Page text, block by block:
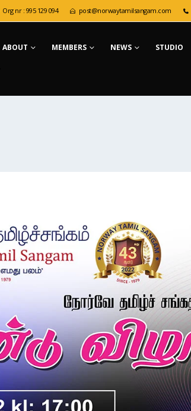
Org nr : 995 129 094 post@norwaytamilsangam.com
ABOUT MEMBERS NEWS STUDIO